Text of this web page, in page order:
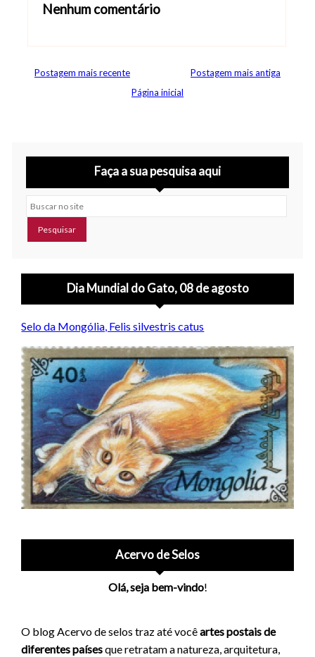
Nenhum comentário
Postagem mais recente
Postagem mais antiga
Página inicial
Faça a sua pesquisa aqui
Buscar no site
Dia Mundial do Gato, 08 de agosto
Selo da Mongólia, Felis silvestris catus
Acervo de Selos
Olá, seja bem-vindo!
O blog Acervo de selos traz até vocêartes postais de
diferentes paísesque retratam a natureza, arquitetura,